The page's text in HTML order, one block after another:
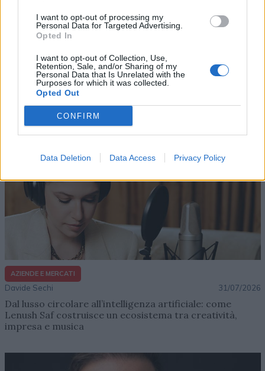
I want to opt-out of processing my
Personal Data for Targeted Advertising.
Opted In
I want to opt-out of Collection, Use,
Retention, Sale, and/or Sharing of my
Personal Data that Is Unrelated with the
Purposes for which it was collected.
Opted Out
CONFIRM
Data Deletion Data Access Privacy Policy
Altri articoli che potrebbero piacerti
AZIENDE E MERCATI
Davide Sechi 31/07/2026
Dal lusso circolare all’intelligenza artificiale: come
Lenush Saf costruisce un ecosistema tra creatività,
impresa e musica